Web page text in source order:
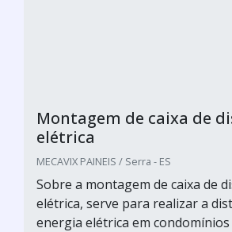
Montagem de caixa de
elétrica
MECAVIX PAINEIS / Serra - ES
Sobre a montagem de caixa de
elétrica, serve para realizar a
energia elétrica em